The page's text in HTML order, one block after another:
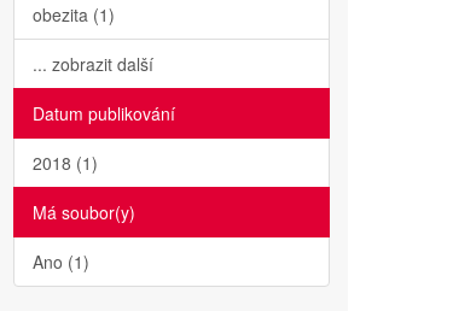
obezita (1)
... zobrazit další
Datum publikování
2018 (1)
Má soubor(y)
Ano (1)